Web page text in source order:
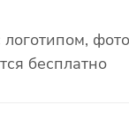
бесплатно